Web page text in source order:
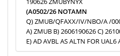
(A0502/26 NOTAMN
Q) ZMUB/QFAXX/IV/NBO/A /
A) ZMUB B) 2606190626 C)
E) AD AVBL AS ALTN FOR UAL6